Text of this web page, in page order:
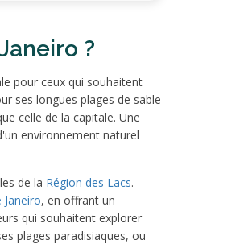
?
pour ceux qui souhaitent
ses longues plages de sable
celle de la capitale. Une
environnement naturel
de la Région des Lacs.
, en offrant un
qui souhaitent explorer
plages paradisiaques, ou